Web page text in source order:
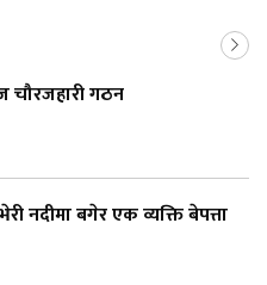
चौरजहारी गठन
नदीमा बगेर एक व्यक्ति बेपत्ता